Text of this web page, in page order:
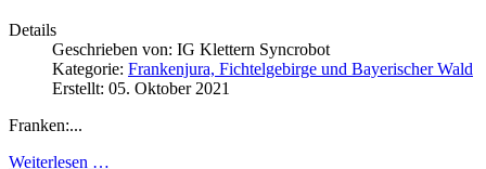
Details
Geschrieben von: IG Klettern Syncrobot
Kategorie: Frankenjura, Fichtelgebirge und Bayerischer Wald
Erstellt: 05. Oktober 2021
Franken:...
Weiterlesen …